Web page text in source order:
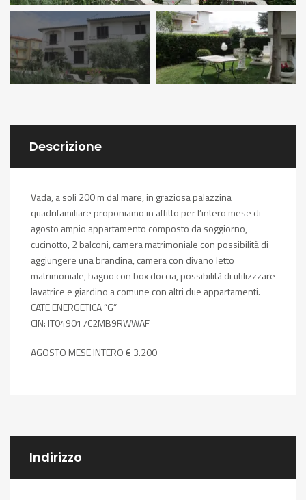
Descrizione
Vada, a soli 200 m dal mare, in graziosa palazzina
quadrifamiliare proponiamo in affitto per l’intero mese di
agosto ampio appartamento composto da soggiorno,
cucinotto, 2 balconi, camera matrimoniale con possibilità di
aggiungere una brandina, camera con divano letto
matrimoniale, bagno con box doccia, possibilità di utilizzzare
lavatrice e giardino a comune con altri due appartamenti.
CATE ENERGETICA “G”
CIN: IT049017C2MB9RWWAF
AGOSTO MESE INTERO € 3.200
Indirizzo